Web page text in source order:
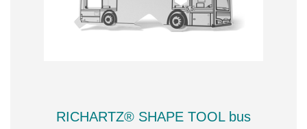
RICHARTZ® SHAPE TOOL bus